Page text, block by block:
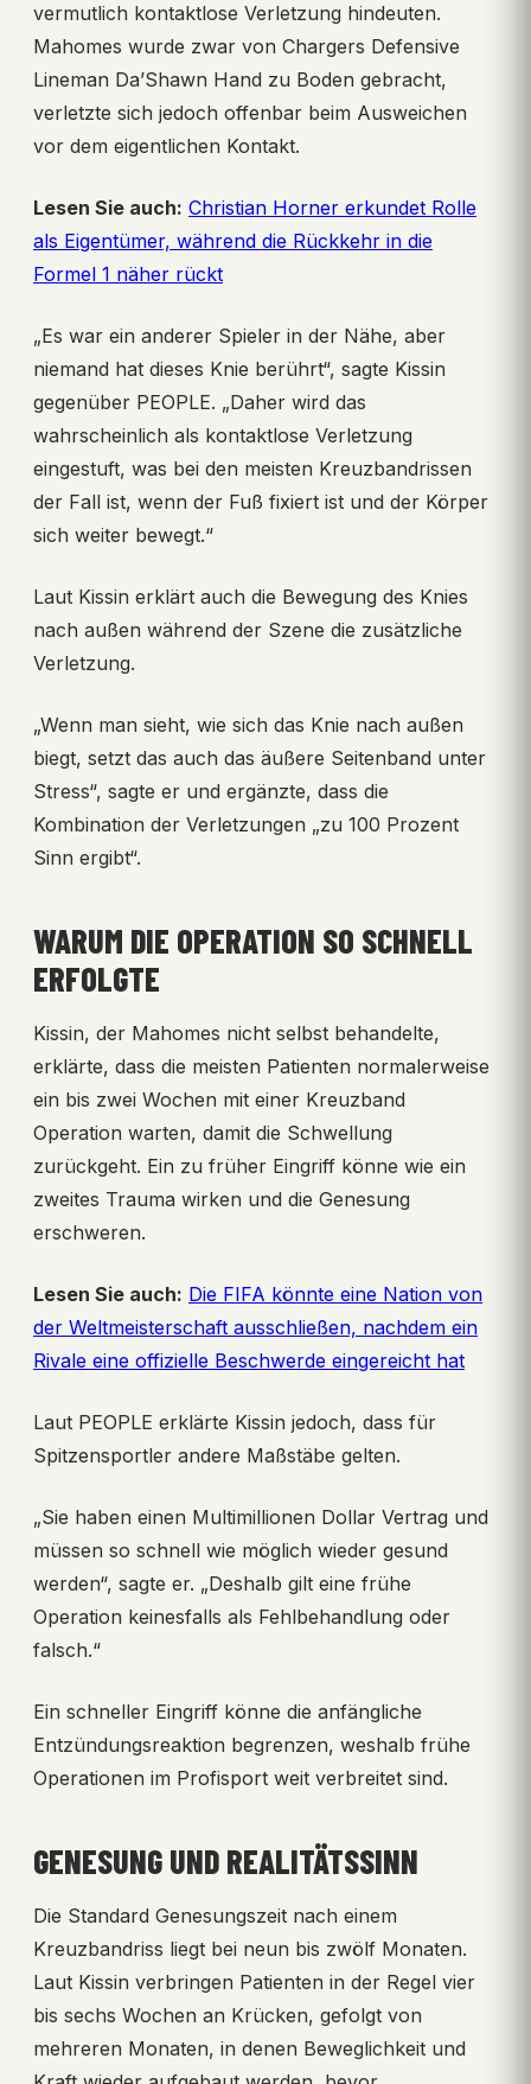
vermutlich kontaktlose Verletzung hindeuten.
Mahomes wurde zwar von Chargers Defensive
Lineman Da’Shawn Hand zu Boden gebracht,
verletzte sich jedoch offenbar beim Ausweichen
vor dem eigentlichen Kontakt.
Lesen Sie auch: Christian Horner erkundet Rolle
als Eigentümer, während die Rückkehr in die
Formel 1 näher rückt
„Es war ein anderer Spieler in der Nähe, aber
niemand hat dieses Knie berührt“, sagte Kissin
gegenüber PEOPLE. „Daher wird das
wahrscheinlich als kontaktlose Verletzung
eingestuft, was bei den meisten Kreuzbandrissen
der Fall ist, wenn der Fuß fixiert ist und der Körper
sich weiter bewegt.“
Laut Kissin erklärt auch die Bewegung des Knies
nach außen während der Szene die zusätzliche
Verletzung.
„Wenn man sieht, wie sich das Knie nach außen
biegt, setzt das auch das äußere Seitenband unter
Stress“, sagte er und ergänzte, dass die
Kombination der Verletzungen „zu 100 Prozent
Sinn ergibt“.
WARUM DIE OPERATION SO SCHNELL
ERFOLGTE
Kissin, der Mahomes nicht selbst behandelte,
erklärte, dass die meisten Patienten normalerweise
ein bis zwei Wochen mit einer Kreuzband
Operation warten, damit die Schwellung
zurückgeht. Ein zu früher Eingriff könne wie ein
zweites Trauma wirken und die Genesung
erschweren.
Lesen Sie auch: Die FIFA könnte eine Nation von
der Weltmeisterschaft ausschließen, nachdem ein
Rivale eine offizielle Beschwerde eingereicht hat
Laut PEOPLE erklärte Kissin jedoch, dass für
Spitzensportler andere Maßstäbe gelten.
„Sie haben einen Multimillionen Dollar Vertrag und
müssen so schnell wie möglich wieder gesund
werden“, sagte er. „Deshalb gilt eine frühe
Operation keinesfalls als Fehlbehandlung oder
falsch.“
Ein schneller Eingriff könne die anfängliche
Entzündungsreaktion begrenzen, weshalb frühe
Operationen im Profisport weit verbreitet sind.
GENESUNG UND REALITÄTSSINN
Die Standard Genesungszeit nach einem
Kreuzbandriss liegt bei neun bis zwölf Monaten.
Laut Kissin verbringen Patienten in der Regel vier
bis sechs Wochen an Krücken, gefolgt von
mehreren Monaten, in denen Beweglichkeit und